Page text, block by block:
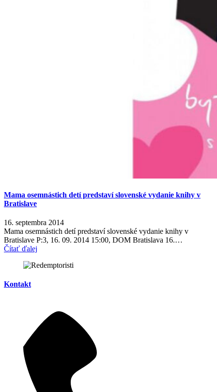
Mama osemnástich detí predstaví slovenské vydanie knihy v
Bratislave
16. septembra 2014
Mama osemnástich detí predstaví slovenské vydanie knihy v
Bratislave P:3, 16. 09. 2014 15:00, DOM Bratislava 16.…
Čítať ďalej
Kontakt